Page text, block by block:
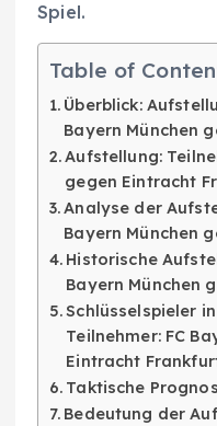
Spiel.
Table of
Überblick:
Bayern München
Aufstellung:
gegen Eintracht
Analyse der
Bayern München
Historische
Bayern München
Schlüsselspieler
Teilnehmer: FC
Eintracht
Taktische
Bedeutung der